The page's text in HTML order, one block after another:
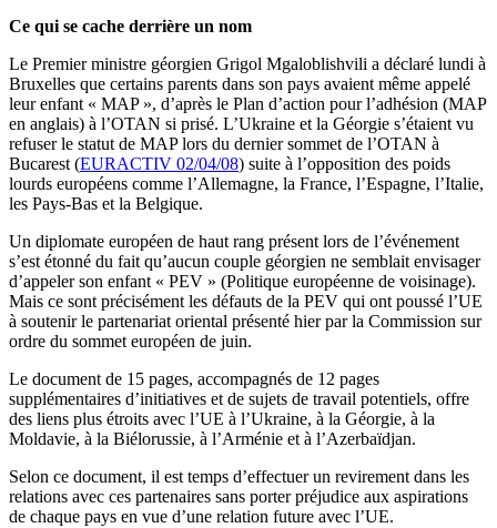
Ce qui se cache derrière un nom
Le Premier ministre géorgien Grigol Mgaloblishvili a déclaré lundi à
Bruxelles que certains parents dans son pays avaient même appelé
leur enfant « MAP », d’après le Plan d’action pour l’adhésion (MAP
en anglais) à l’OTAN si prisé. L’Ukraine et la Géorgie s’étaient vu
refuser le statut de MAP lors du dernier sommet de l’OTAN à
Bucarest (EURACTIV 02/04/08) suite à l’opposition des poids
lourds européens comme l’Allemagne, la France, l’Espagne, l’Italie,
les Pays-Bas et la Belgique.
Un diplomate européen de haut rang présent lors de l’événement
s’est étonné du fait qu’aucun couple géorgien ne semblait envisager
d’appeler son enfant « PEV » (Politique européenne de voisinage).
Mais ce sont précisément les défauts de la PEV qui ont poussé l’UE
à soutenir le partenariat oriental présenté hier par la Commission sur
ordre du sommet européen de juin.
Le document de 15 pages, accompagnés de 12 pages
supplémentaires d’initiatives et de sujets de travail potentiels, offre
des liens plus étroits avec l’UE à l’Ukraine, à la Géorgie, à la
Moldavie, à la Biélorussie, à l’Arménie et à l’Azerbaïdjan.
Selon ce document, il est temps d’effectuer un revirement dans les
relations avec ces partenaires sans porter préjudice aux aspirations
de chaque pays en vue d’une relation future avec l’UE.